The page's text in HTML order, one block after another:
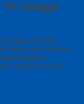
TK hingga
juga semakin
karena itu, tuntutan
Mengalami
anak biasanya